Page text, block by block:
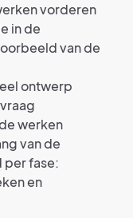
vorderen
in de
van de
ontwerp
werken
van de
per fase:
en